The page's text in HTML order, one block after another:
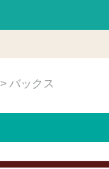
> バックス